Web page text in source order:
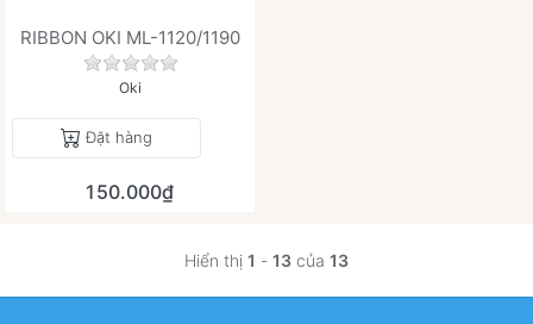
RIBBON OKI ML-1120/1190
Chưa có đánh giá nào cho sản phẩm này.
Oki
Đặt hàng
150.000₫
Hiển thị 1 - 13 của 13